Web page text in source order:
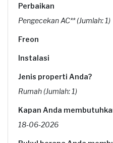
Perbaikan
Pengecekan AC** (Jumlah: 1)
Freon
Instalasi
Jenis properti Anda?
Rumah (Jumlah: 1)
Kapan Anda
18-06-2026